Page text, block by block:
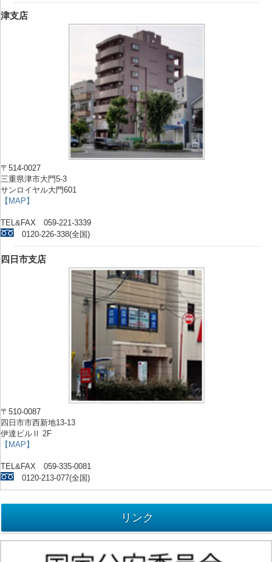
津支店
〒514-0027
三重県津市大門5-3
サンロイヤル大門601
【MAP】
TEL&FAX 059-221-3339
0120-226-338(全国)
四日市支店
〒510-0087
四日市市西新地13-13
伊達ビルⅡ 2F
【MAP】
TEL&FAX 059-335-0081
0120-213-077(全国)
リンク